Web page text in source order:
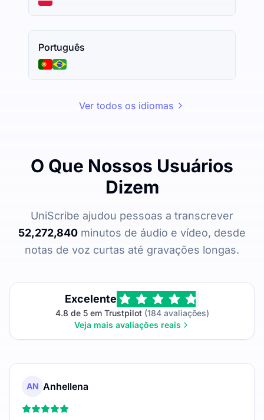
Português
Ver todos os idiomas
O Que Nossos Usuários
Dizem
UniScribe ajudou pessoas a transcrever
52,272,840 minutos de áudio e vídeo, desde
notas de voz curtas até gravações longas.
Excelente
4.8 de 5 em Trustpilot(184 avaliações)
Veja mais avaliações reais
AN Anhellena